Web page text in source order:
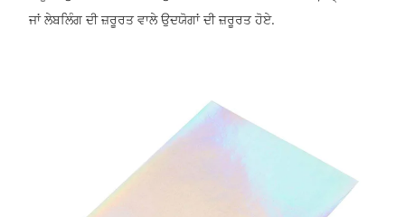
ਜਾਂ ਲੇਬਲਿੰਗ ਦੀ ਜ਼ਰੂਰਤ ਵਾਲੇ ਉਦਯੋਗਾਂ ਦੀ ਜ਼ਰੂਰਤ ਹੋਏ.